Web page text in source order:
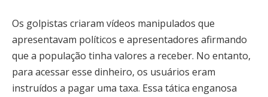
Os golpistas criaram vídeos manipulados que
apresentavam políticos e apresentadores afirmando
que a população tinha valores a receber. No entanto,
para acessar esse dinheiro, os usuários eram
instruídos a pagar uma taxa. Essa tática enganosa